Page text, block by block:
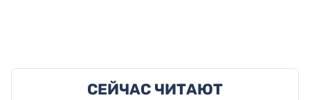
СЕЙЧАС ЧИТАЮТ